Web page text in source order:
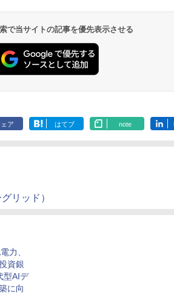
で当サイトの記事を優先表示させる
ア はてブ note
リッド）
力、
資銀
型AIデ
に向